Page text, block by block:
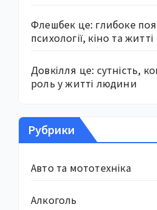
Флешбек це: глибоке
психології, кіно та житті
Довкілля це: сутність,
роль у житті людини
Рубрики
Авто та мототехніка
Алкоголь